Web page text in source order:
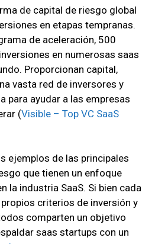
de capital de riesgo global
en etapas tempranas.
de aceleración, 500
en numerosas saas
Proporcionan capital,
vasta red de inversores y
para ayudar a las empresas
(Visible – Top VC SaaS
ejemplos de las principales
que tienen un enfoque
la industria SaaS. Si bien cada
criterios de inversión y
comparten un objetivo
saas startups con un